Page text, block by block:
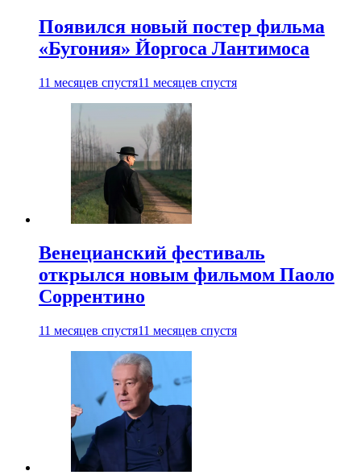
Появился новый постер фильма
«Бугония» Йоргоса Лантимоса
11 месяцев спустя11 месяцев спустя
Венецианский фестиваль
открылся новым фильмом Паоло
Соррентино
11 месяцев спустя11 месяцев спустя